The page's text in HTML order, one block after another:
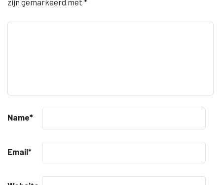
zijn gemarkeerd met *
Name*
Email*